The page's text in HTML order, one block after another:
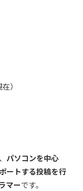
）
パソコンを中心
ートする投稿を行
マーです。